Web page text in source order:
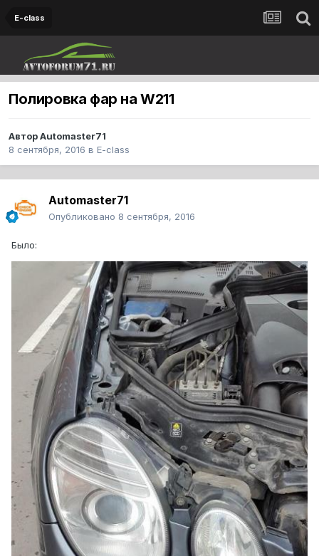
E-class
Полировка фар на W211
АвторAutomaster71
8 сентября, 2016 в E-class
Automaster71
Опубликовано 8 сентября, 2016
Было: